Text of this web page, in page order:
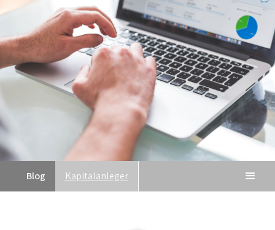
Blog Kapitalanleger